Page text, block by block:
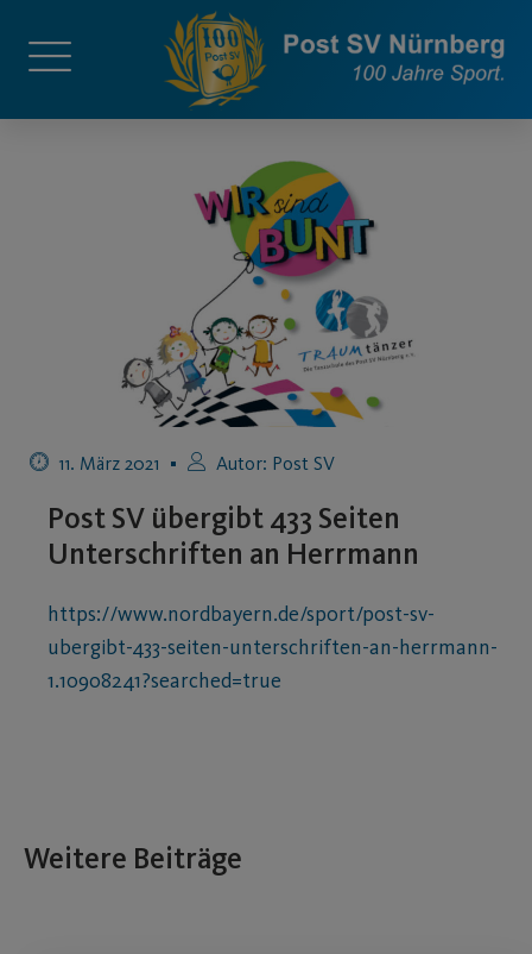
11. März 2021 Autor: Post SV
Post SV übergibt 433 Seiten
Unterschriften an Herrmann
https://www.nordbayern.de/sport/post-sv-
ubergibt-433-seiten-unterschriften-an-herrmann-
1.10908241?searched=true
Weitere Beiträge